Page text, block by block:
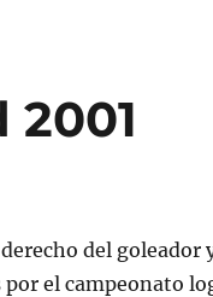
del goleador
el campeonato